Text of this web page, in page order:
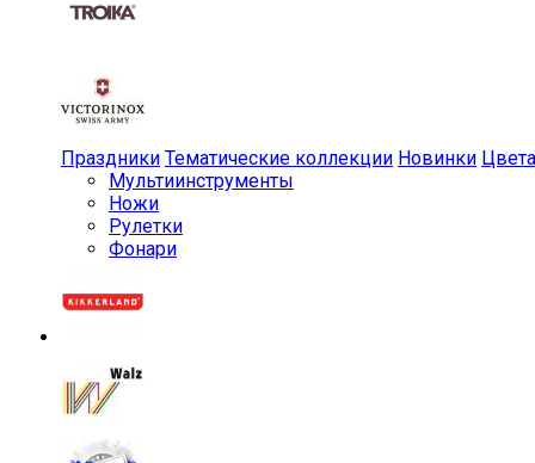
Праздники Тематические коллекции Новинки Цвета
Мульти­инструменты
Ножи
Рулетки
Фонари